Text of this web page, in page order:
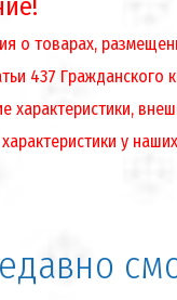
о товарах,
437
характеристики,
у